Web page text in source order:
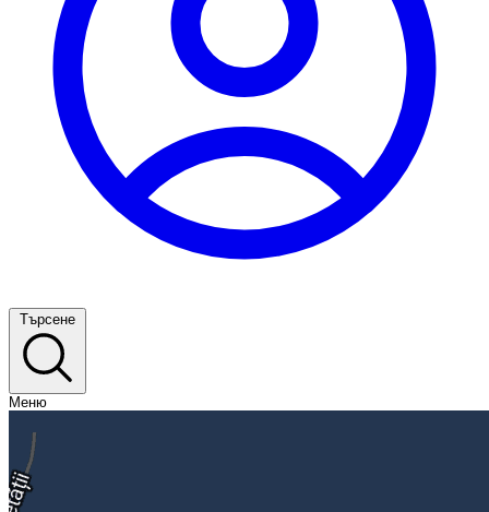
Търсене
Меню